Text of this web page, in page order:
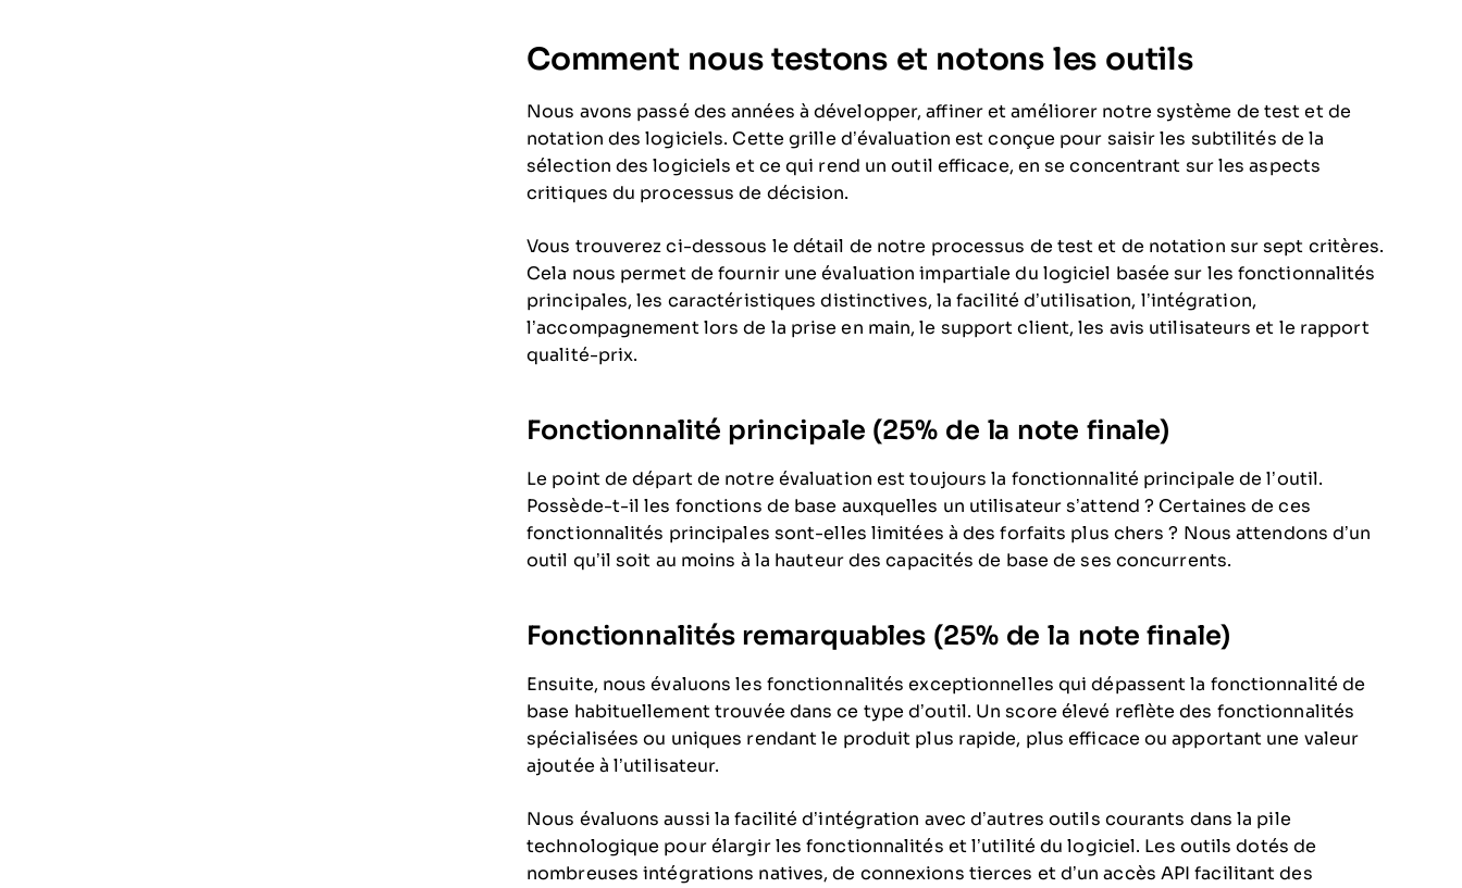
Comment nous testons et notons les outils
Nous avons passé des années à développer, affiner et améliorer notre système de test et de
notation des logiciels. Cette grille d’évaluation est conçue pour saisir les subtilités de la
sélection des logiciels et ce qui rend un outil efficace, en se concentrant sur les aspects
critiques du processus de décision.
Vous trouverez ci-dessous le détail de notre processus de test et de notation sur sept critères.
Cela nous permet de fournir une évaluation impartiale du logiciel basée sur les fonctionnalités
principales, les caractéristiques distinctives, la facilité d’utilisation, l’intégration,
l’accompagnement lors de la prise en main, le support client, les avis utilisateurs et le rapport
qualité-prix.
Fonctionnalité principale (25% de la note finale)
Le point de départ de notre évaluation est toujours la fonctionnalité principale de l’outil.
Possède-t-il les fonctions de base auxquelles un utilisateur s’attend ? Certaines de ces
fonctionnalités principales sont-elles limitées à des forfaits plus chers ? Nous attendons d’un
outil qu’il soit au moins à la hauteur des capacités de base de ses concurrents.
Fonctionnalités remarquables (25% de la note finale)
Ensuite, nous évaluons les fonctionnalités exceptionnelles qui dépassent la fonctionnalité de
base habituellement trouvée dans ce type d’outil. Un score élevé reflète des fonctionnalités
spécialisées ou uniques rendant le produit plus rapide, plus efficace ou apportant une valeur
ajoutée à l’utilisateur.
Nous évaluons aussi la facilité d’intégration avec d’autres outils courants dans la pile
technologique pour élargir les fonctionnalités et l’utilité du logiciel. Les outils dotés de
nombreuses intégrations natives, de connexions tierces et d’un accès API facilitant des